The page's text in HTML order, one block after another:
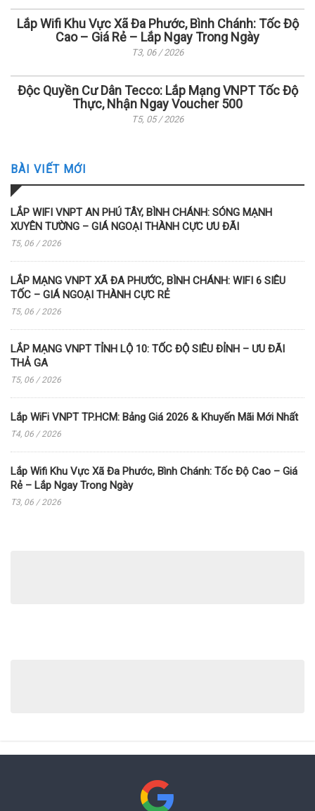
Lắp Wifi Khu Vực Xã Đa Phước, Bình Chánh: Tốc Độ
Cao – Giá Rẻ – Lắp Ngay Trong Ngày
T3, 06 / 2026
Độc Quyền Cư Dân Tecco: Lắp Mạng VNPT Tốc Độ
Thực, Nhận Ngay Voucher 500
T5, 05 / 2026
BÀI VIẾT MỚI
LẮP WIFI VNPT AN PHÚ TÂY, BÌNH CHÁNH: SÓNG MẠNH
XUYÊN TƯỜNG – GIÁ NGOẠI THÀNH CỰC ƯU ĐÃI
T5, 06 / 2026
LẮP MẠNG VNPT XÃ ĐA PHƯỚC, BÌNH CHÁNH: WIFI 6 SIÊU
TỐC – GIÁ NGOẠI THÀNH CỰC RẺ
T5, 06 / 2026
LẮP MẠNG VNPT TỈNH LỘ 10: TỐC ĐỘ SIÊU ĐỈNH – ƯU ĐÃI
THẢ GA
T5, 06 / 2026
Lắp WiFi VNPT TP.HCM: Bảng Giá 2026 & Khuyến Mãi Mới Nhất
T4, 06 / 2026
Lắp Wifi Khu Vực Xã Đa Phước, Bình Chánh: Tốc Độ Cao – Giá
Rẻ – Lắp Ngay Trong Ngày
T3, 06 / 2026